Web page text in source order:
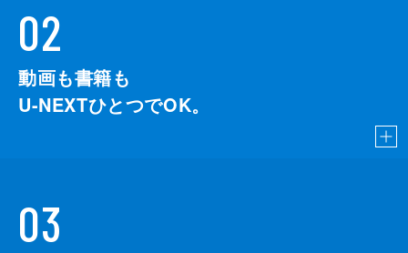
02
動画も書籍も
U-NEXTひとつでOK。
03